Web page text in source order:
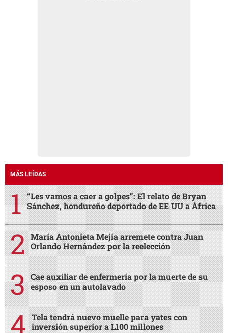
MÁS LEÍDAS
“Les vamos a caer a golpes”: El relato de Bryan
Sánchez, hondureño deportado de EE UU a África
María Antonieta Mejía arremete contra Juan
Orlando Hernández por la reelección
Cae auxiliar de enfermería por la muerte de su
esposo en un autolavado
Tela tendrá nuevo muelle para yates con
inversión superior a L100 millones